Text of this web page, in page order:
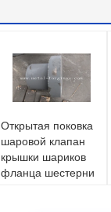
Открытая поковка
шаровой клапан
крышки шариков
фланца шестерни